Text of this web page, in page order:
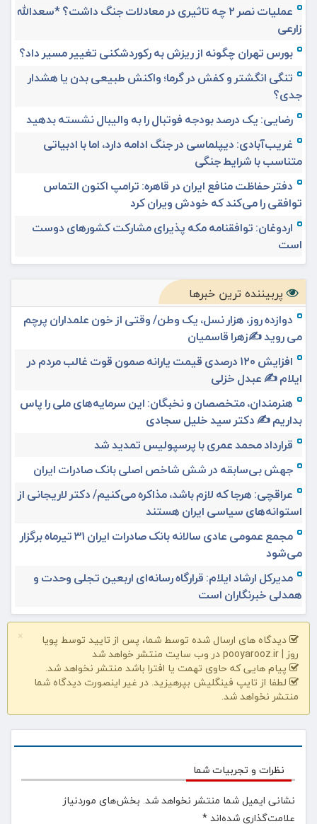
عملیات نصر ۲ چه تاثیری در معادلات جنگ داشت؟ *سعدالله
زارعی
بورس تهران چگونه از ریزش به رکوردشکنی تغییر مسیر داد؟
تنگی انگشتر و کفش در گرما؛ واکنش طبیعی بدن یا هشدار
جدی؟
رضایی: یک درصد بودجه فوتبال را به والیبال نشسته بدهید
غریب‌آبادی: دیپلماسی در جنگ ادامه دارد، اما با ادبیاتی
متناسب با شرایط جنگی
دفتر حفاظت منافع ایران در قاهره: ترامپ اکنون التماس
توافقی را می‌کند که خودش ویران کرد
اردوغان: توافقنامه مکه پذیرای مشارکت کشورهای دوست
است
پربیننده ترین خبرها
دوازده روز، هزار نسل، یک وطن/ وقتی از خون علمداران پرچم
می روید ✍️زهرا قاسمیان
افزایش ۱۲۰ درصدی قیمت یارانه صمون قوت غالب مردم در
ایلام ✍️ عبدل خزلی
هنرمندان، متخصصان و نخبگان: این سرمایه‌های ملی را پاس
بداریم ✍️ دکتر سید خلیل سجادی
قرارداد محمد عمری با پرسپولیس تمدید شد
جهش بی‌سابقه در شش شاخص اصلی بانک صادرات ایران
عراقچی: هرجا که لازم باشد، مذاکره می‌کنیم/ دکتر لاریجانی از
استوانه‌های سیاسی ایران هستند
مجمع عمومی عادی سالانه بانک صادرات ایران ۳۱ تیرماه برگزار
می‌شود
مدیرکل ارشاد ایلام: قرارگاه رسانه‌ای اربعین تجلی وحدت و
همدلی خبرنگاران است
×
دیدگاه های ارسال شده توسط شما، پس از تایید توسط پویا
روز | pooyarooz.ir در وب سایت منتشر خواهد شد
پیام هایی که حاوی تهمت یا افترا باشد منتشر نخواهد شد.
لطفا از تایپ فینگلیش بپرهیزید. در غیر اینصورت دیدگاه شما
منتشر نخواهد شد.
نظرات و تجربیات شما
نشانی ایمیل شما منتشر نخواهد شد. بخش‌های موردنیاز
علامت‌گذاری شده‌اند*